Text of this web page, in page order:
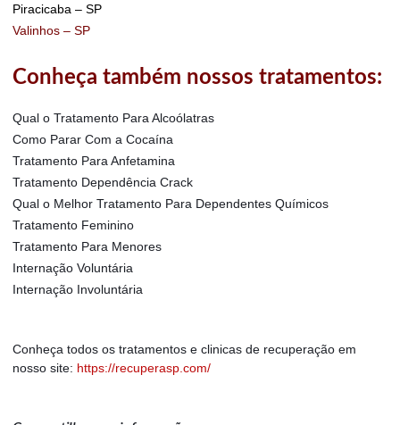
Piracicaba – SP
Valinhos – SP
Conheça também nossos tratamentos:
Qual o Tratamento Para Alcoólatras
Como Parar Com a Cocaína
Tratamento Para Anfetamina
Tratamento Dependência Crack
Qual o Melhor Tratamento Para Dependentes Químicos
Tratamento Feminino
Tratamento Para Menores
Internação Voluntária
Internação Involuntária
Conheça todos os tratamentos e clinicas de recuperação em
nosso site: https://recuperasp.com/